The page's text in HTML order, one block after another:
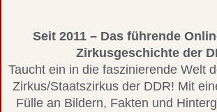
Seit 2011 – Das führende
Zirkusgeschichte der
Taucht ein in die faszinierende Welt
Zirkus/Staatszirkus der DDR! Mit
Fülle an Bildern, Fakten und